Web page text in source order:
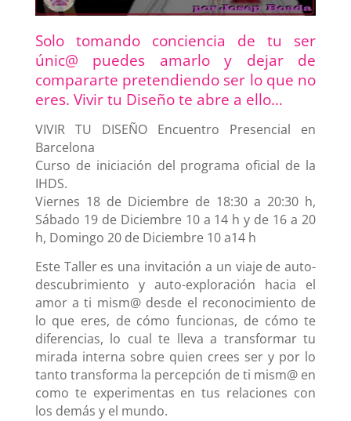
Solo tomando conciencia de tu ser
únic@ puedes amarlo y dejar de
compararte pretendiendo ser lo que no
eres. Vivir tu Diseño te abre a ello…
VIVIR TU DISEÑO Encuentro Presencial en
Barcelona
Curso de iniciación del programa oficial de la
IHDS.
Viernes 18 de Diciembre de 18:30 a 20:30 h,
Sábado 19 de Diciembre 10 a 14 h y de 16 a 20
h, Domingo 20 de Diciembre 10 a14 h
Este Taller es una invitación a un viaje de auto-
descubrimiento y auto-exploración hacia el
amor a ti mism@ desde el reconocimiento de
lo que eres, de cómo funcionas, de cómo te
diferencias, lo cual te lleva a transformar tu
mirada interna sobre quien crees ser y por lo
tanto transforma la percepción de ti mism@ en
como te experimentas en tus relaciones con
los demás y el mundo.